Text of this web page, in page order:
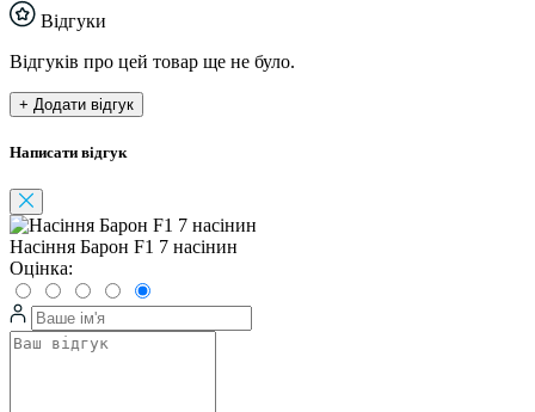
Відгуки
Відгуків про цей товар ще не було.
+ Додати відгук
Написати відгук
Насіння Барон F1 7 насінин
Оцінка: